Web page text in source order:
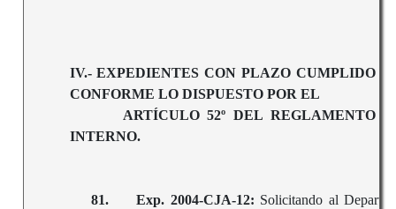
IV.- EXPEDIENTES CON PLAZO CUMPLIDO
CONFORME LO DISPUESTO POR EL
ARTÍCULO 52º DEL REGLAMENTO
INTERNO.
81. Exp. 2004-CJA-12: Solicitando al